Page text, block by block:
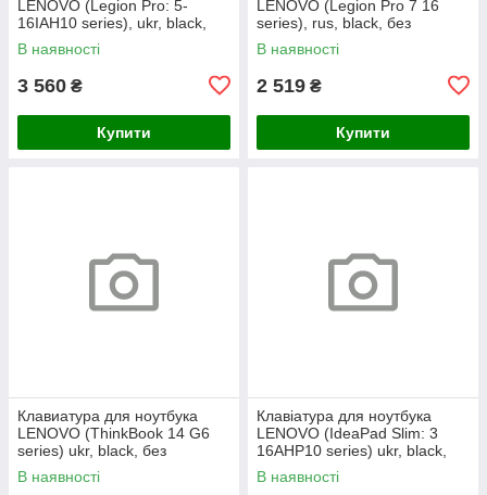
LENOVO (Legion Pro: 5-
16IAH10 series), ukr, black,
без кадру, підсвічування
клавіш (RGB)
В наявності
3 560 ₴
Купити
LENOVO (Legion Pro 7 16
series), rus, black, без
фрейма, підсвічування
клавіш (copilot)
В наявності
2 519 ₴
Купити
Клавиатура для ноутбука
LENOVO (ThinkBook 14 G6
series) ukr, black, без
фрейма, подсветка клавиш
(copilot)
В наявності
Клавіатура для ноутбука
LENOVO (IdeaPad Slim: 3
16AHP10 series) ukr, black,
без кадру, підсвічування
клавіш
В наявності